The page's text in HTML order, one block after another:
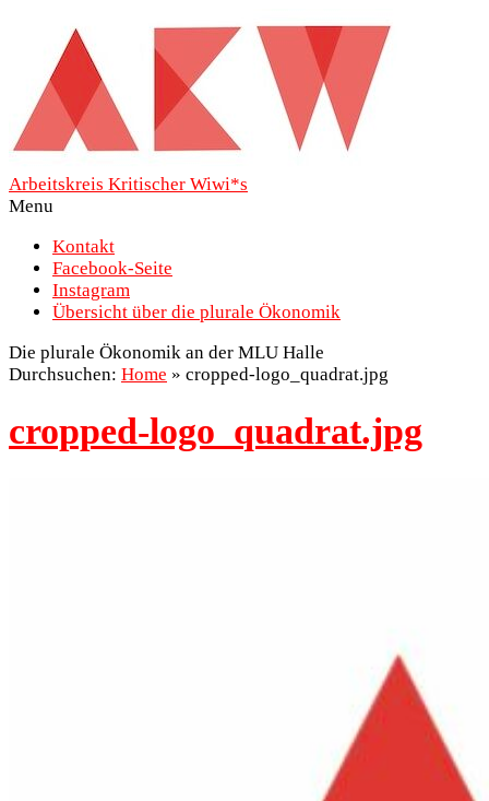
Arbeitskreis Kritischer Wiwi*s
Menu
Kontakt
Facebook-Seite
Instagram
Übersicht über die plurale Ökonomik
Die plurale Ökonomik an der MLU Halle
Durchsuchen: Home » cropped-logo_quadrat.jpg
cropped-logo_quadrat.jpg